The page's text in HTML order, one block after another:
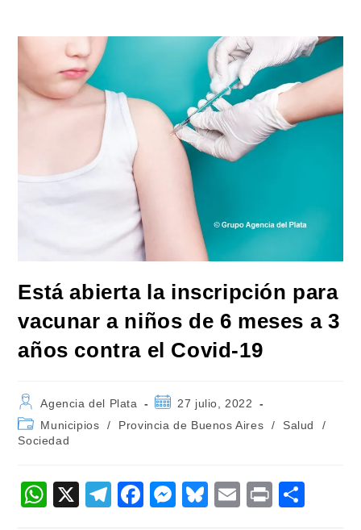
Está abierta la inscripción para
vacunar a niños de 6 meses a 3
años contra el Covid-19
Autor
de
la
entrada:
Agencia del Plata
Publicación
la
27 julio, 2022
Categoría
de
Municipios / Provincia de Buenos Aires / Salud
/
Sociedad
W
X
T
F
M
Bl
E
Pr